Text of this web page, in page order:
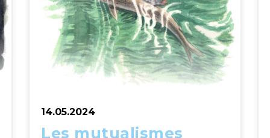
14.05.2024
Les mutualismes